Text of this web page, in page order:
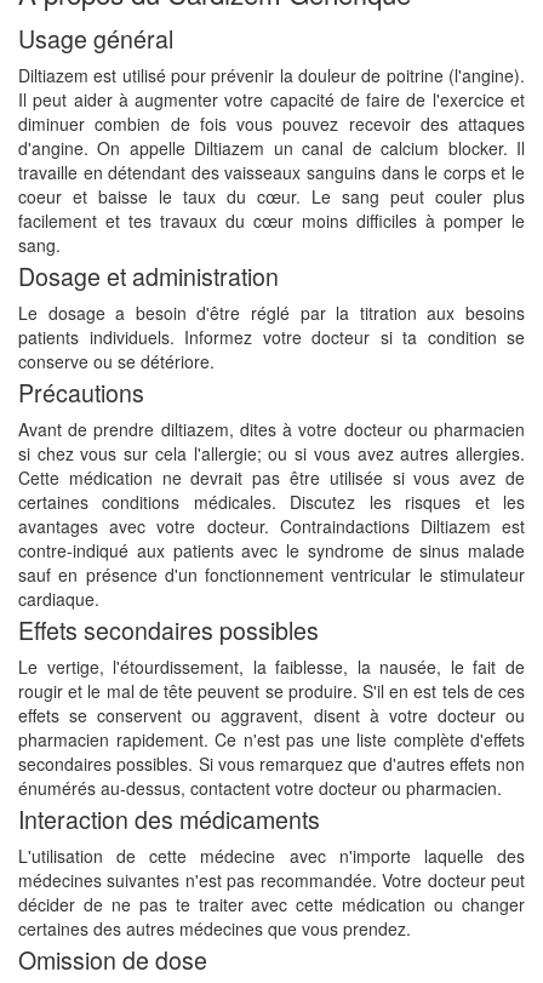
Usage général
Diltiazem est utilisé pour prévenir la douleur de poitrine (l'angine).
Il peut aider à augmenter votre capacité de faire de l'exercice et
diminuer combien de fois vous pouvez recevoir des attaques
d'angine. On appelle Diltiazem un canal de calcium blocker. Il
travaille en détendant des vaisseaux sanguins dans le corps et le
coeur et baisse le taux du cœur. Le sang peut couler plus
facilement et tes travaux du cœur moins difficiles à pomper le
sang.
Dosage et administration
Le dosage a besoin d'être réglé par la titration aux besoins
patients individuels. Informez votre docteur si ta condition se
conserve ou se détériore.
Précautions
Avant de prendre diltiazem, dites à votre docteur ou pharmacien
si chez vous sur cela l'allergie; ou si vous avez autres allergies.
Cette médication ne devrait pas être utilisée si vous avez de
certaines conditions médicales. Discutez les risques et les
avantages avec votre docteur. Contraindactions Diltiazem est
contre-indiqué aux patients avec le syndrome de sinus malade
sauf en présence d'un fonctionnement ventricular le stimulateur
cardiaque.
Effets secondaires possibles
Le vertige, l'étourdissement, la faiblesse, la nausée, le fait de
rougir et le mal de tête peuvent se produire. S'il en est tels de ces
effets se conservent ou aggravent, disent à votre docteur ou
pharmacien rapidement. Ce n'est pas une liste complète d'effets
secondaires possibles. Si vous remarquez que d'autres effets non
énumérés au-dessus, contactent votre docteur ou pharmacien.
Interaction des médicaments
L'utilisation de cette médecine avec n'importe laquelle des
médecines suivantes n'est pas recommandée. Votre docteur peut
décider de ne pas te traiter avec cette médication ou changer
certaines des autres médecines que vous prendez.
Omission de dose